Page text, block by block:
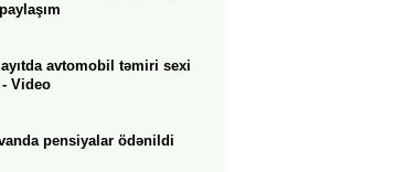
avtomobil təmiri sexi
- Video
pensiyalar ödənildi